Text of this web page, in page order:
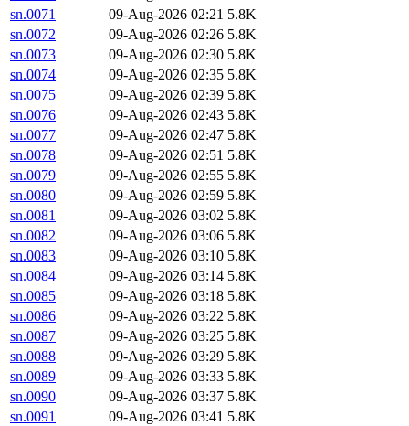
sn.0071
09-Aug-2026 02:21 5.8K
sn.0072
09-Aug-2026 02:26 5.8K
sn.0073
09-Aug-2026 02:30 5.8K
sn.0074
09-Aug-2026 02:35 5.8K
sn.0075
09-Aug-2026 02:39 5.8K
sn.0076
09-Aug-2026 02:43 5.8K
sn.0077
09-Aug-2026 02:47 5.8K
sn.0078
09-Aug-2026 02:51 5.8K
sn.0079
09-Aug-2026 02:55 5.8K
sn.0080
09-Aug-2026 02:59 5.8K
sn.0081
09-Aug-2026 03:02 5.8K
sn.0082
09-Aug-2026 03:06 5.8K
sn.0083
09-Aug-2026 03:10 5.8K
sn.0084
09-Aug-2026 03:14 5.8K
sn.0085
09-Aug-2026 03:18 5.8K
sn.0086
09-Aug-2026 03:22 5.8K
sn.0087
09-Aug-2026 03:25 5.8K
sn.0088
09-Aug-2026 03:29 5.8K
sn.0089
09-Aug-2026 03:33 5.8K
sn.0090
09-Aug-2026 03:37 5.8K
sn.0091
09-Aug-2026 03:41 5.8K